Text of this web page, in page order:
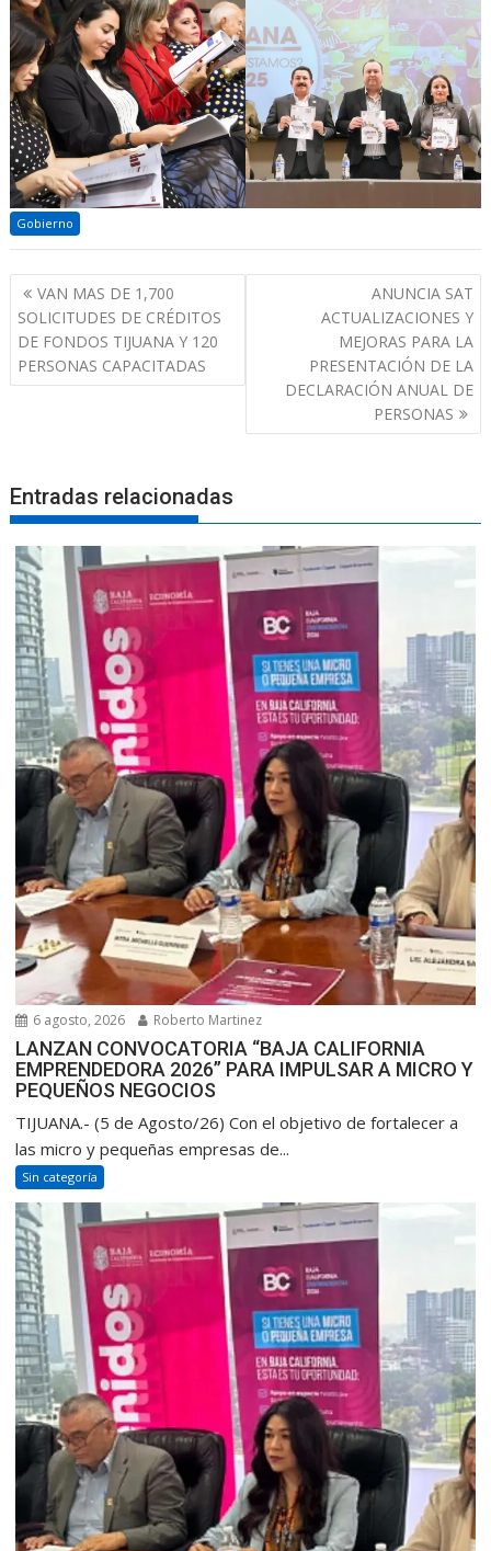
Gobierno
Navegación
de
entradas
VAN MAS DE 1,700
SOLICITUDES DE CRÉDITOS
DE FONDOS TIJUANA Y 120
PERSONAS CAPACITADAS
ANUNCIA SAT
ACTUALIZACIONES Y
MEJORAS PARA LA
PRESENTACIÓN DE LA
DECLARACIÓN ANUAL DE
PERSONAS
Entradas relacionadas
6 agosto, 2026 Roberto Martinez
LANZAN CONVOCATORIA “BAJA CALIFORNIA
EMPRENDEDORA 2026” PARA IMPULSAR A MICRO Y
PEQUEÑOS NEGOCIOS
TIJUANA.- (5 de Agosto/26) Con el objetivo de fortalecer a
las micro y pequeñas empresas de...
Sin categoría